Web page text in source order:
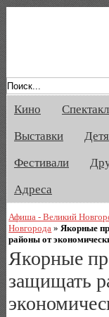
Кино
Выставки
Фестивали
Адреса
Афиша - Великий
Новгорода » Якорные
районы от
Якорные
защищать